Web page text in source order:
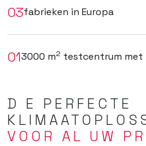
03fabrieken in Europa
013000 m2 testcentrum met
D E PERFECTE
VOOR AL UW